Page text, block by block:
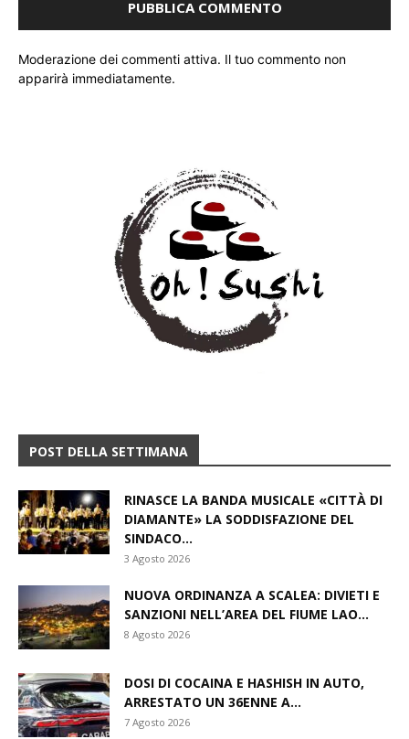
Moderazione dei commenti attiva. Il tuo commento non
apparirà immediatamente.
POST DELLA SETTIMANA
RINASCE LA BANDA MUSICALE «CITTÀ DI
DIAMANTE» LA SODDISFAZIONE DEL
SINDACO...
3 Agosto 2026
NUOVA ORDINANZA A SCALEA: DIVIETI E
SANZIONI NELL’AREA DEL FIUME LAO...
8 Agosto 2026
DOSI DI COCAINA E HASHISH IN AUTO,
ARRESTATO UN 36ENNE A...
7 Agosto 2026